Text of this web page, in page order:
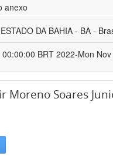
anexo
ESTADO DA BAHIA - BA -
BRT 2022-Mon
Moreno Soares